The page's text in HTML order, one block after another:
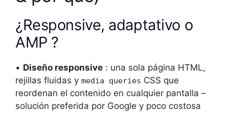
¿Responsive, adaptativo o
AMP ?
• Diseño responsive : una sola página HTML,
rejillas fluidas y media queries CSS que
reordenan el contenido en cualquier pantalla –
solución preferida por Google y poco costosa